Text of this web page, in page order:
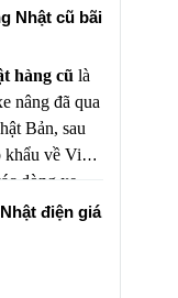
hệ thống
kiện theo
nhà sản xuất.
đổi kết
ráp từ nhiều
và chưa
để che giấu
Nhật cũ bãi
hàng cũ là
nâng đã qua
Bản, sau
khẩu về Việt
dòng xe
bảo dưỡng
chuẩn
Nhật, vì
điện giá